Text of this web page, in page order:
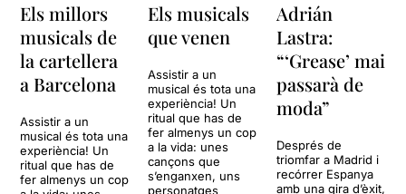
Els millors
musicals de
la cartellera
a Barcelona
Assistir a un
musical és tota una
experiència! Un
ritual que has de
fer almenys un cop
Els musicals
que venen
Assistir a un
musical és tota una
experiència! Un
ritual que has de
fer almenys un cop
a la vida: unes
cançons que
s’enganxen, uns
personatges
Adrián
Lastra:
“‘Grease’ mai
passarà de
moda”
Després de
triomfar a Madrid i
recórrer Espanya
amb una gira d’èxit,